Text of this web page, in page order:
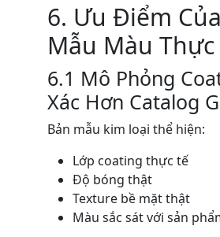
6. Ưu Điểm
Mẫu Màu Thực
6.1 Mô Phỏng
Xác Hơn Catalog
Bản mẫu kim loại thể hiện:
Lớp coating thực tế
Độ bóng thật
Texture bề mặt thật
Màu sắc sát với sản